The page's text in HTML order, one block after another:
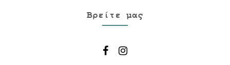
Βρείτε μας